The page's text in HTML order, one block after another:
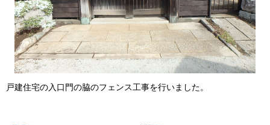
戸建住宅の入口門の脇のフェンス工事を行いました。